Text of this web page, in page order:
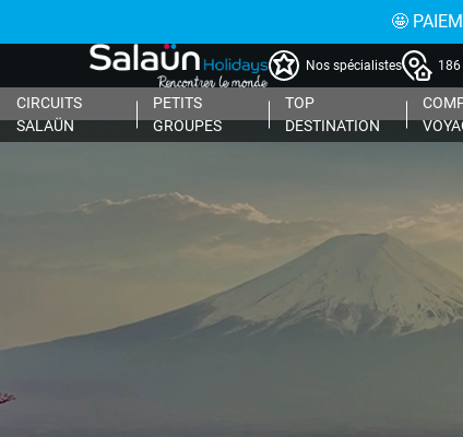
🤩
Nos spécialistes
CIRCUITS
SALAÜN
PETITS
GROUPES
TOP
DESTINATION